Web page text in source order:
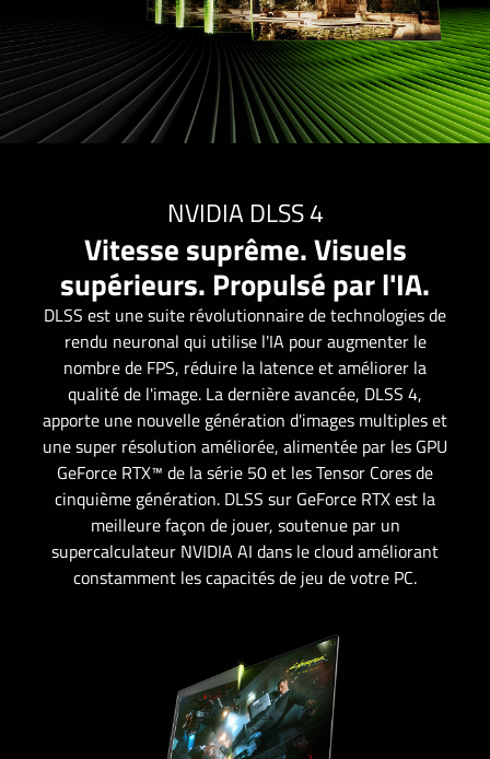
NVIDIA DLSS 4
Vitesse suprême. Visuels
supérieurs. Propulsé par l'IA.
DLSS est une suite révolutionnaire de technologies de
rendu neuronal qui utilise l'IA pour augmenter le
nombre de FPS, réduire la latence et améliorer la
qualité de l'image. La dernière avancée, DLSS 4,
apporte une nouvelle génération d'images multiples et
une super résolution améliorée, alimentée par les GPU
GeForce RTX™ de la série 50 et les Tensor Cores de
cinquième génération. DLSS sur GeForce RTX est la
meilleure façon de jouer, soutenue par un
supercalculateur NVIDIA AI dans le cloud améliorant
constamment les capacités de jeu de votre PC.